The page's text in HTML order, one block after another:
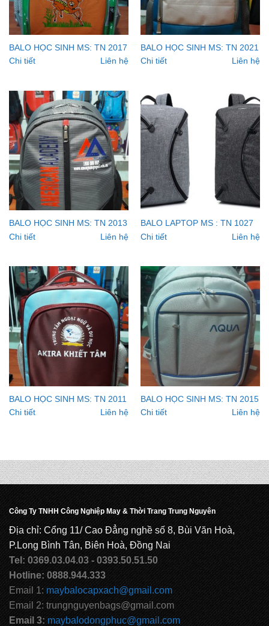
BALO HỌC SINH MS: TN 2017
Chi tiết
Liên hệ
BALO HỌC SINH MS: TN 2021
Chi tiết
Liên hệ
BALO HỌC SINH MS: TN 2013
Chi tiết
Liên hệ
BALO LAPTOP MS : TN 1027
Chi tiết
Liên hệ
BALO HỌC SINH MS: TN 2011
Chi tiết
Liên hệ
BALO HỌC SINH MS: TN 2015
Chi tiết
Liên hệ
Công Ty TNHH Công Nghiệp May & Thời Trang Trung Nguyên
Địa chỉ: Cổng 11/ Cao Đẳng nghề số 8, Bùi Văn Hoà,
P.Long Bình Tân, Biên Hoà, Đồng Nai
Tel: 0369.03.04.03 - 0393.50.51.50
Hotline: 0888.944.333
Email 1: maybalocapxach@gmail.com
Email 2: trungnguyenbags@gmail.com
Email 3: maybalodongphuc@gmail.com